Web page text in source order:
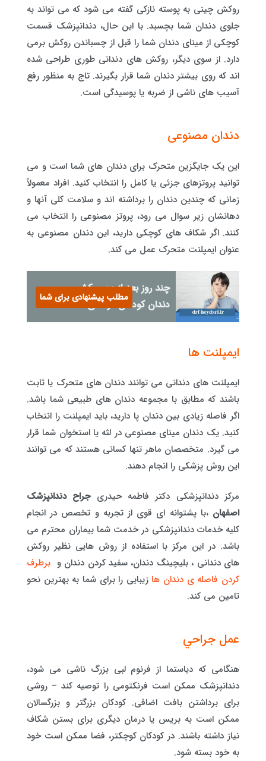
روکش چینی به پوسته نازکی گفته می شود که می تواند به
جلوی دندان شما بچسبد. با این حال، دندانپزشک قسمت
کوچکی از مینای دندان شما را قبل از چسباندن روکش برمی
دارد. از سوی دیگر، روکش های دندانی طوری طراحی شده
اند که روی بیشتر دندان شما قرار بگیرند. تاج به منظور رفع
آسیب های ناشی از ضربه یا پوسیدگی است.
دندان مصنوعی
این یک جایگزین متحرک برای دندان های شما است و می
توانید پروتزهای جزئی یا کامل را انتخاب کنید. افراد معمولاً
زمانی که چندین دندان را برداشته اند و سلامت کلی آنها و
دهانشان زیر سوال می رود، پروتز مصنوعی را انتخاب می
کنند. اگر شکاف های کوچکی دارید، این دندان مصنوعی به
عنوان ایمپلنت متحرک عمل می کند.
چند روز بعد از عصب‌کشی
دندان کودکان درد می‌کند؟
مطلب پیشنهادی برای شما
ایمپلنت ها
ایمپلنت های دندانی می توانند دندان های متحرک یا ثابت
باشند که مطابق با مجموعه دندان های طبیعی شما باشد.
اگر فاصله زیادی بین دندان پا دارید، باید ایمپلنت را انتخاب
کنید. یک دندان مینای مصنوعی در لثه یا استخوان شما قرار
می گیرد. متخصصان ماهر تنها کسانی هستند که می توانند
این روش پزشکی را انجام دهند.
مرکز دندانپزشکی دکتر فاطمه حیدریجراح دندانپزشک
اصفهان ،با پشتوانه ای قوی از تجربه و تخصص در انجام
کلیه خدمات دندانپزشکی در خدمت شما بیماران محترم می
باشد. در این مرکز با استفاده از روش هایی نظیر روکش
های دندانی ، بلیچینگ دندان، سفید کردن دندان و برطرف
کردن فاصله ی دندان هازیبایی را برای شما به بهترین نحو
تامین می کند.
عمل جراحي
هنگامی که دیاستما از فرنوم لبی بزرگ ناشی می شود،
دندانپزشک ممکن است فرنکتومی را توصیه کند – روشی
برای برداشتن بافت اضافی. کودکان بزرگتر و بزرگسالان
ممکن است به بریس یا درمان دیگری برای بستن شکاف
نیاز داشته باشند. در کودکان کوچکتر، فضا ممکن است خود
به خود بسته شود.